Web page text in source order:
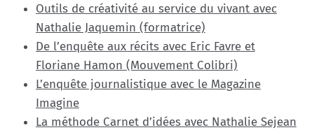
Outils de créativité au service du vivant avec
Nathalie Jaquemin (formatrice)
De l’enquête aux récits avec Eric Favre et
Floriane Hamon (Mouvement Colibri)
L’enquête journalistique avec le Magazine
Imagine
La méthode Carnet d’idées avec Nathalie Sejean